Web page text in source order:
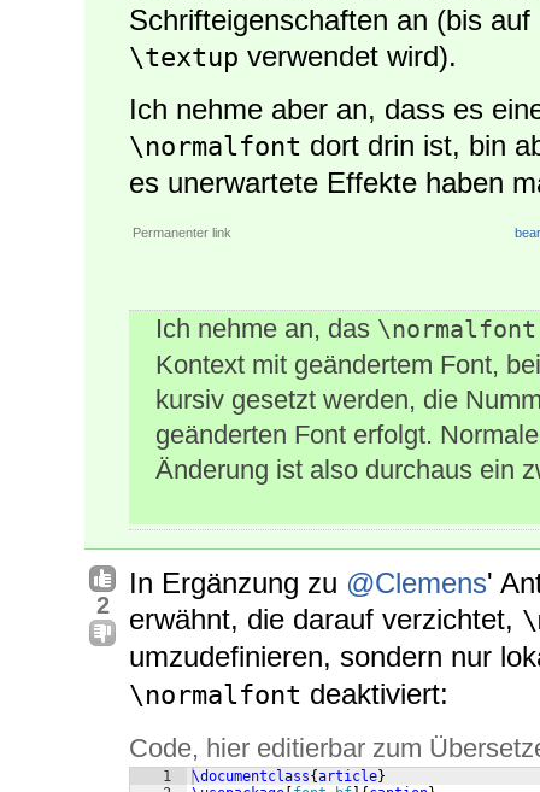
Schrifteigenschaften an (bis
\textup verwendet wird).
Ich nehme aber an, dass es
\normalfont dort drin ist, bin
es unerwartete Effekte haben
Permanenter link
Ich nehme an, das \normalfont
Kontext mit geändertem Font,
kursiv gesetzt werden, die
geänderten Font erfolgt.
Änderung ist also durchaus ein
2
In Ergänzung zu @Clemens'
erwähnt, die darauf verzichtet,
umzudefinieren, sondern nur
\normalfont deaktiviert:
Code, hier editierbar zum
1
\documentclass{article}